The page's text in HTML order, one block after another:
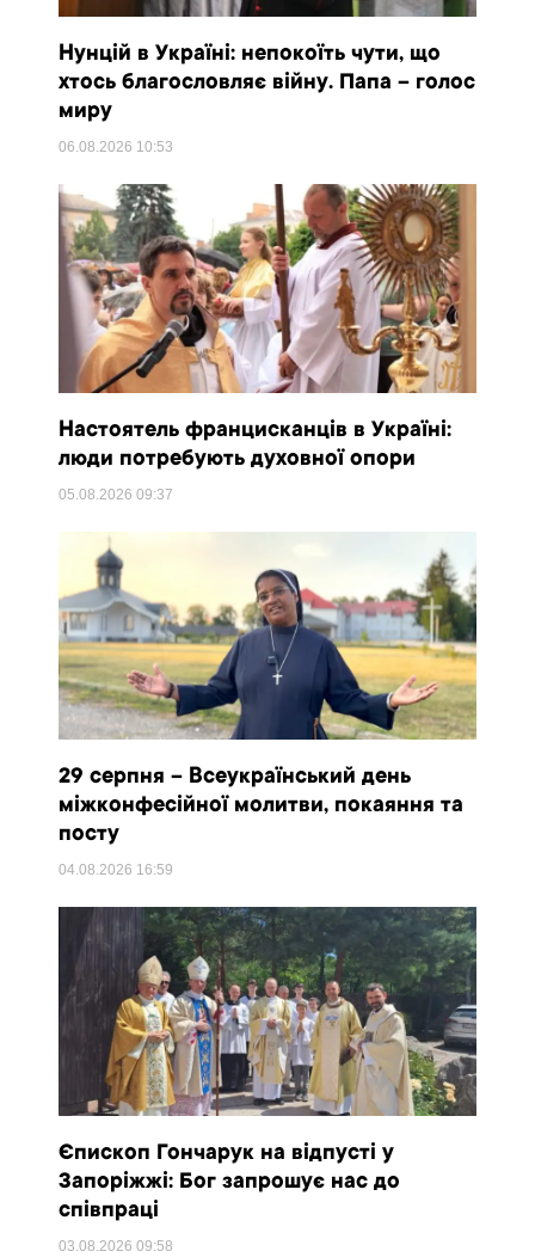
Нунцій в Україні: непокоїть чути, що
хтось благословляє війну. Папа – голос
миру
06.08.2026 10:53
Настоятель францисканців в Україні:
люди потребують духовної опори
05.08.202609:37
29 серпня – Всеукраїнський день
міжконфесійної молитви, покаяння та
посту
04.08.2026 16:59
Єпископ Гончарук на відпусті у
Запоріжжі: Бог запрошує нас до
співпраці
03.08.202609:58